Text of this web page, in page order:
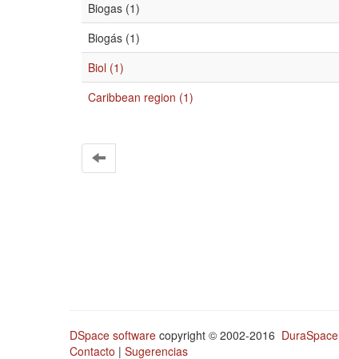
Biogas (1)
Biogás (1)
Biol (1)
Caribbean region (1)
DSpace software copyright © 2002-2016 DuraSpace
Contacto | Sugerencias